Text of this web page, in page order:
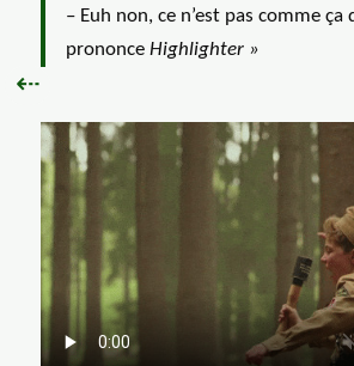
– Euh non, ce n’est pas comme ça
prononce Highlighter »
Précédent :
⇠